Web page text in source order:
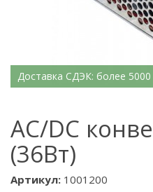
Доставка СДЭК: более
AC/DC
(36Вт)
Артикул: 1001200